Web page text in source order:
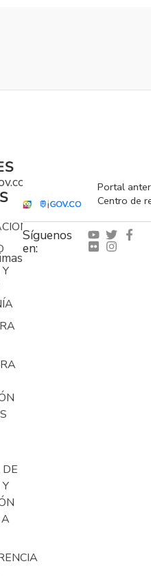
Portal
Centro de
Síguenos
en: